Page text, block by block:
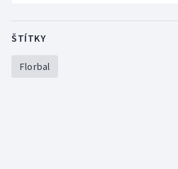
Short track
ŠTÍTKY
Florbal